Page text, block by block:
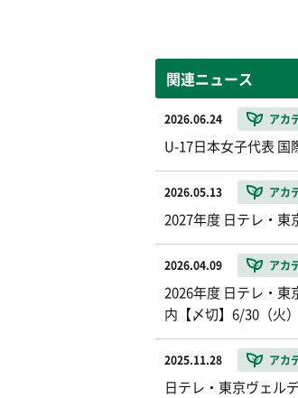
関連ニュース
2026.06.24 アカ
U-17日本女子代表
2026.05.13 アカ
2027年度 日テレ・東
2026.04.09 アカ
2026年度 日テレ・
内【〆切】6/30（火）
2025.11.28 アカ
日テレ・東京ヴェル